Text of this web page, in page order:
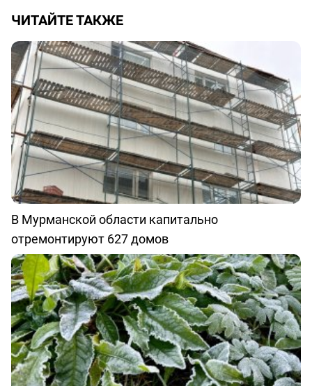
ЧИТАЙТЕ ТАКЖЕ
В Мурманской области капитально
отремонтируют 627 домов